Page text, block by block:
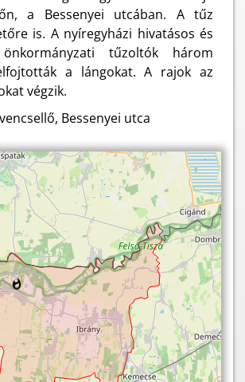
a Bessenyei utcában. A tűz
is. A nyíregyházi hivatásos és
tűzoltók három
a lángokat. A rajok az
végzik.
Bessenyei utca